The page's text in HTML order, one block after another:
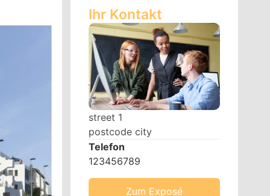
Ihr Kontakt
street 1
postcode city
Telefon
123456789
Zum Exposé